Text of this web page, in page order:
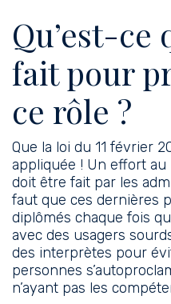
Qu’est-ce
fait pour
ce rôle ?
Que la loi du 11 février
appliquée ! Un effort au
doit être fait par les
faut que ces dernières
diplômés chaque fois
avec des usagers
des interprètes pour
personnes
n’ayant pas les